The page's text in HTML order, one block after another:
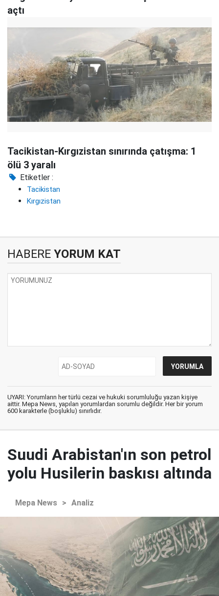
açtı
Tacikistan-Kırgızistan sınırında çatışma: 1
ölü 3 yaralı
Etiketler :
Tacikistan
Kırgızistan
HABERE YORUM KAT
UYARI: Yorumların her türlü cezai ve hukuki sorumluluğu yazan kişiye
aittir. Mepa News, yapılan yorumlardan sorumlu değildir. Her bir yorum
600 karakterle (boşluklu) sınırlıdır.
Suudi Arabistan'ın son petrol
yolu Husilerin baskısı altında
Mepa News > Analiz